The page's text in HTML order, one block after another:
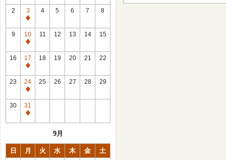
2
3
休
館
日
4 5 6 7 8
9
10
休
館
日
11 12 13 14 15
16
17
休
館
日
18 19 20 21 22
23
24
休
館
日
25 26 27 28 29
30
31
休
9月
日 月 火 水 木 金 土